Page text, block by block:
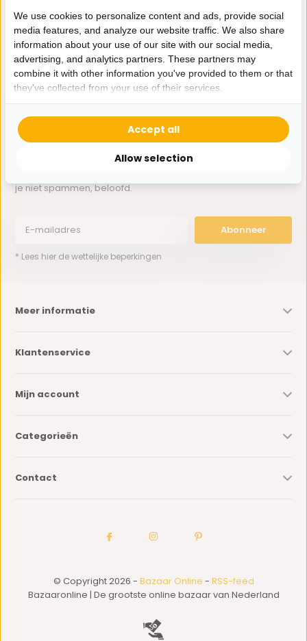
Whatsapp ons
0162-231130
klantenservice@bazaaronline.nl
je niet spammen, beloofd.
Abonneer
* Lees hier de wettelijke beperkingen
Meer informatie
Klantenservice
Mijn account
Categorieën
Contact
© Copyright 2026 - Bazaar Online - RSS-feed
Bazaaronline | De grootste online bazaar van Nederland
We use cookies to personalize content and ads, provide social
media features, and analyze our website traffic. We also share
information about your use of our site with our social media,
advertising, and analytics partners. These partners may
combine it with other information you've provided to them or that
they've collected from your use of their services.
Allow selection
Accept all